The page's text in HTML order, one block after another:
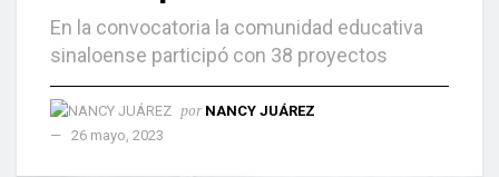
En la convocatoria la comunidad educativa
sinaloense participó con 38 proyectos
por NANCY JUÁREZ
26 mayo, 2023